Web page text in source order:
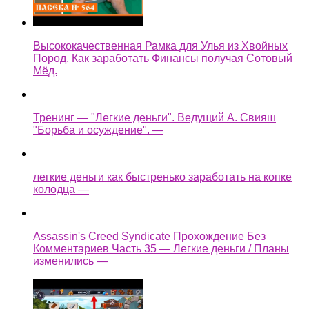
Высококачественная Рамка для Улья из Хвойных
Пород. Как заработать Финансы получая Сотовый
Мёд.
Тренинг — "Легкие деньги". Ведущий А. Свияш
"Борьба и осуждение". —
легкие деньги как быстренько заработать на копке
колодца —
Assassin's Creed Syndicate Прохождение Без
Комментариев Часть 35 — Легкие деньги / Планы
изменились —